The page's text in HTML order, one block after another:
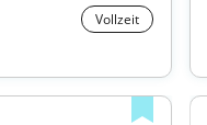
Vollzeit